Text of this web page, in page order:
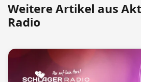
Weitere Artikel aus
Radio